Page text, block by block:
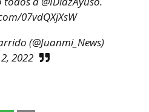
07vdQXjXsW
(@Juanmi_News)
2022